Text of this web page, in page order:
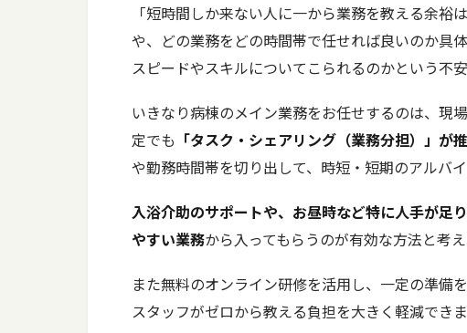
「短時間しか来ない人に一から業務を教える余
や、どの業務をどの時間帯で任せれば良いのか具
スピードやスキルについてこられるのかという不
いきなり病棟のメイン業務をお任せするのは、現
定でも 「タスク・シェアリング（業務分担）」が
や勤務時間帯を切り出して、時短・短期のアルバ
入浴介助のサポートや、お昼時など特に人手が足
やすい業務から入ってもらうのが有効な方法と考え
また無料のオンライン研修を活用し、一定の準備
スタッフがゼロから教える負担を大きく軽減できま